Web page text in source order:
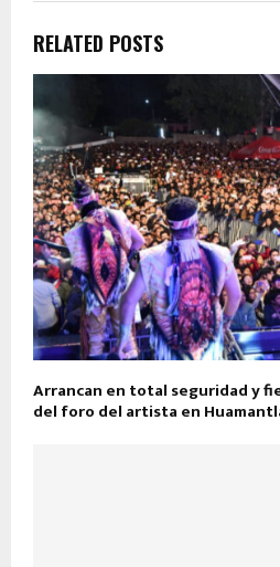
RELATED POSTS
Arrancan en total seguridad y
del foro del artista en